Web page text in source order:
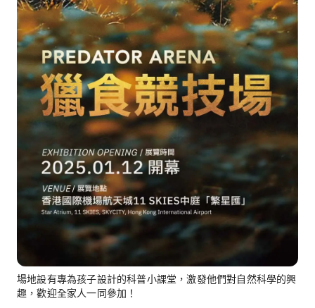
場地設有專為孩子設計的科普小課堂，激發他們對自然科學的興
趣，歡迎全家人一同參加！